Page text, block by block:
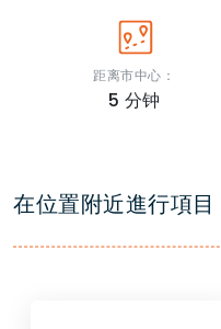
距离市中心：
5 分钟
在位置附近進行項目